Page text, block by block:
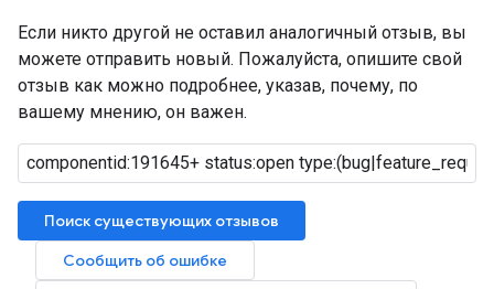
Если никто другой не оставил аналогичный отзыв, вы
можете отправить новый. Пожалуйста, опишите свой
отзыв как можно подробнее, указав, почему, по
вашему мнению, он важен.
Поиск существующих отзывов
Сообщить об ошибке